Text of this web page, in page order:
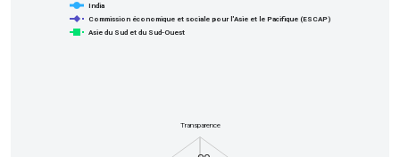
View as data table, La facilitation des échanges et du
The chart has 1 X axis displaying categories.
India
Commission économique et sociale pour l'Asie et le Pacifique (ESCAP)
Asie du Sud et du Sud-Ouest
Transparence